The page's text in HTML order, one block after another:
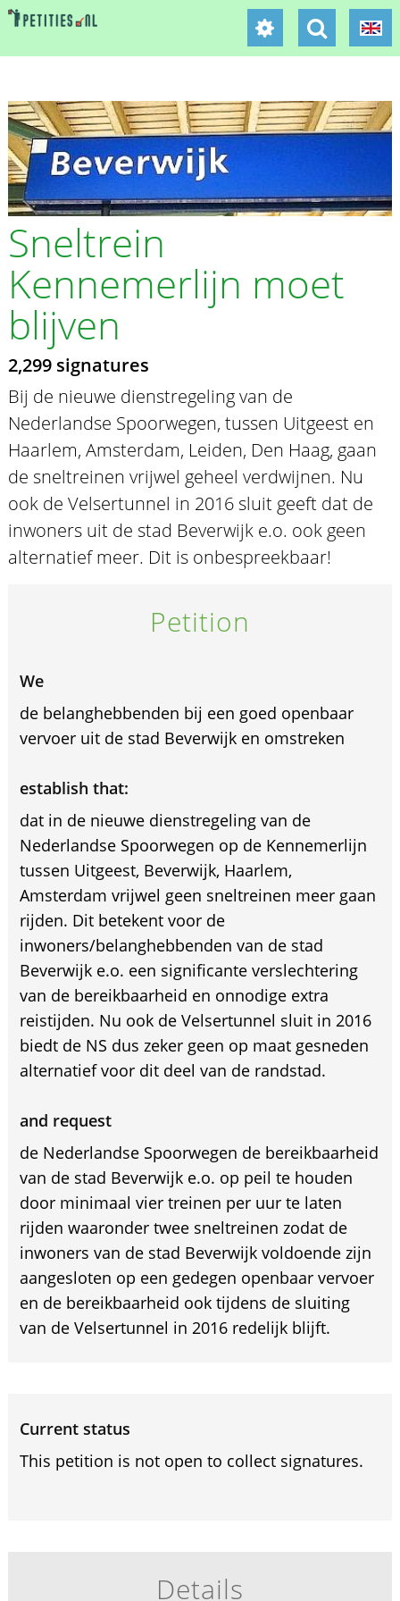
Sneltrein
Kennemerlijn moet
blijven
2,299 signatures
Bij de nieuwe dienstregeling van de
Nederlandse Spoorwegen, tussen Uitgeest en
Haarlem, Amsterdam, Leiden, Den Haag, gaan
de sneltreinen vrijwel geheel verdwijnen. Nu
ook de Velsertunnel in 2016 sluit geeft dat de
inwoners uit de stad Beverwijk e.o. ook geen
alternatief meer. Dit is onbespreekbaar!
Petition
We
de belanghebbenden bij een goed openbaar
vervoer uit de stad Beverwijk en omstreken
establish that:
dat in de nieuwe dienstregeling van de
Nederlandse Spoorwegen op de Kennemerlijn
tussen Uitgeest, Beverwijk, Haarlem,
Amsterdam vrijwel geen sneltreinen meer gaan
rijden. Dit betekent voor de
inwoners/belanghebbenden van de stad
Beverwijk e.o. een significante verslechtering
van de bereikbaarheid en onnodige extra
reistijden. Nu ook de Velsertunnel sluit in 2016
biedt de NS dus zeker geen op maat gesneden
alternatief voor dit deel van de randstad.
and request
de Nederlandse Spoorwegen de bereikbaarheid
van de stad Beverwijk e.o. op peil te houden
door minimaal vier treinen per uur te laten
rijden waaronder twee sneltreinen zodat de
inwoners van de stad Beverwijk voldoende zijn
aangesloten op een gedegen openbaar vervoer
en de bereikbaarheid ook tijdens de sluiting
van de Velsertunnel in 2016 redelijk blijft.
Current status
This petition is not open to collect signatures.
Details